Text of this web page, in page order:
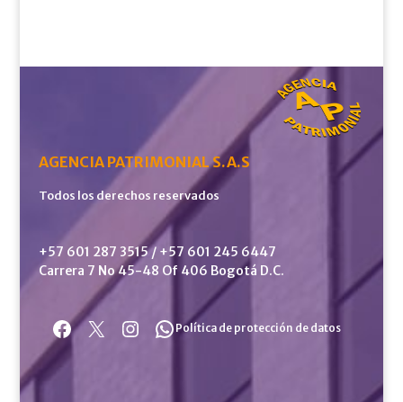
AGENCIA PATRIMONIAL S.A.S
Todos los derechos reservados
+57 601 287 3515 / +57 601 245 6447
Carrera 7 No 45-48 Of 406 Bogotá D.C.
Facebook
X Instagram
WhatsApp
Política de protección de datos